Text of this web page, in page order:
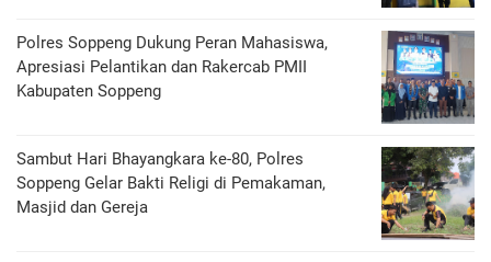
Polres Soppeng Dukung Peran Mahasiswa,
Apresiasi Pelantikan dan Rakercab PMII
Kabupaten Soppeng
Sambut Hari Bhayangkara ke-80, Polres
Soppeng Gelar Bakti Religi di Pemakaman,
Masjid dan Gereja